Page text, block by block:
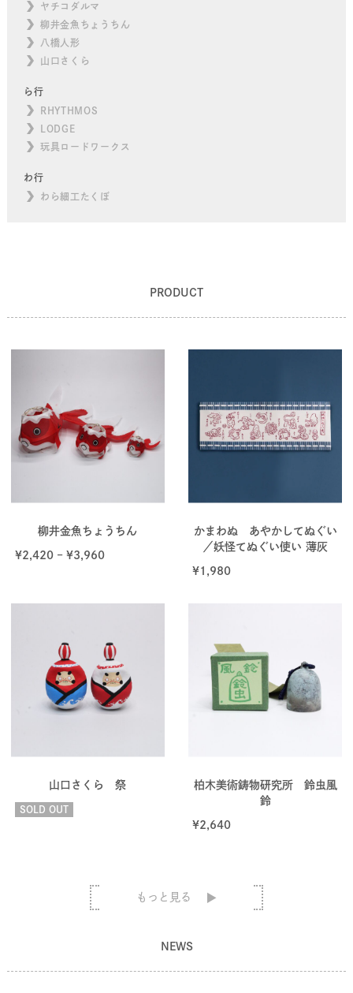
ヤチコダルマ
柳井金魚ちょうちん
八橋人形
山口さくら
ら行
RHYTHMOS
LODGE
玩具ロードワークス
わ行
わら細工たくぼ
PRODUCT
柳井金魚ちょうちん
¥2,420– ¥3,960
かまわぬ あやかしてぬぐい
／妖怪てぬぐい使い 薄灰
¥1,980
山口さくら 祭
SOLD OUT
柏木美術鋳物研究所 鈴虫風
鈴
¥2,640
もっと見る
NEWS